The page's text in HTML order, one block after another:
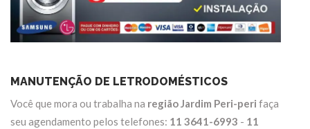
MANUTENÇÃO DE LETRODOMÉSTICOS
Você que mora ou trabalha na região Jardim Peri-peri faça
seu agendamento pelos telefones: 11 3641-6993 - 11